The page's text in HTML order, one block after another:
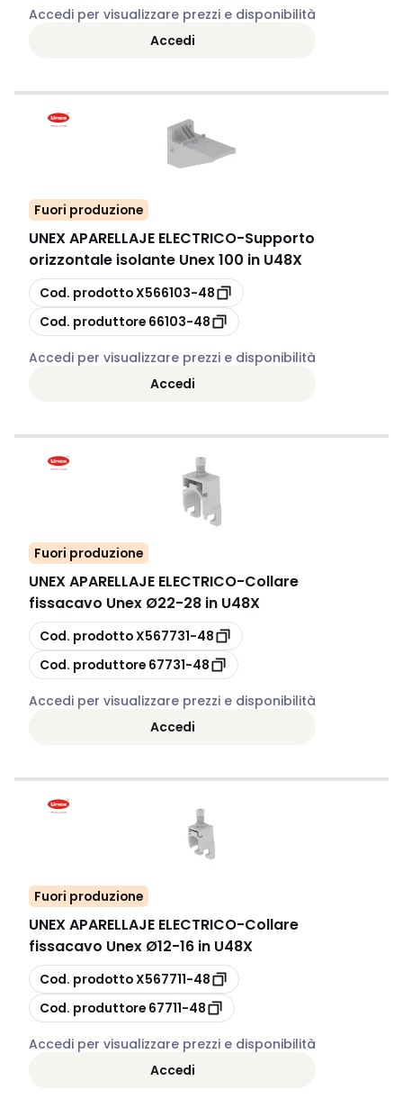
Accedi per visualizzare prezzi e disponibilità
Accedi
Fuori produzione
UNEX APARELLAJE ELECTRICO-Supporto
orizzontale isolante Unex 100 in U48X
copia
Cod. prodottoX566103-48
copia
Cod. produttore 66103-48
Accedi per visualizzare prezzi e disponibilità
Accedi
Fuori produzione
UNEX APARELLAJE ELECTRICO-Collare
fissacavo Unex Ø22-28 in U48X
copia
Cod. prodottoX567731-48
copia
Cod. produttore 67731-48
Accedi per visualizzare prezzi e disponibilità
Accedi
Fuori produzione
UNEX APARELLAJE ELECTRICO-Collare
fissacavo Unex Ø12-16 in U48X
copia
Cod. prodottoX567711-48
copia
Cod. produttore 67711-48
Accedi per visualizzare prezzi e disponibilità
Accedi